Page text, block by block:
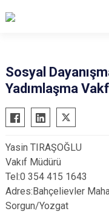
Gebze
Gölcük
Karamürsel
Körfez
Derince
Sosyal
Yadımlaşma
Yasin TIRAŞOĞLU
Vakıf Müdürü
Tel:0 354 415 1643
Adres:Bahçelievler
Sorgun/Yozgat